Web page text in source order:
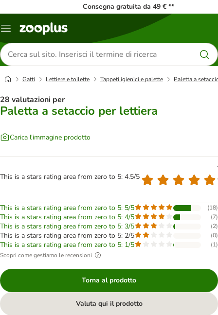
Consegna gratuita da 49 € **
Overview
Cerca
prodotti
Gatti Lettiere e toilette Tappeti igienici e palette Paletta a
28 valutazioni per
Paletta a setaccio per lettiera
Carica l'immagine prodotto
This is a stars rating area from zero to 5: 4.5/5
This is a stars rating area from zero to 5: 5/5 (18)
This is a stars rating area from zero to 5: 4/5 (7)
This is a stars rating area from zero to 5: 3/5 (2)
This is a stars rating area from zero to 5: 2/5 (0)
This is a stars rating area from zero to 5: 1/5 (1)
Scopri come gestiamo le recensioni
Torna al prodotto
Valuta qui il prodotto